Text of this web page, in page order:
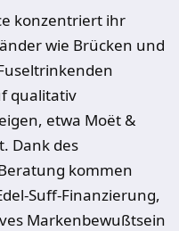
konzentriert ihr
wie Brücken und
qualitativ
etwa Moët &
Dank des
kommen
Suff-Finanzierung,
Markenbewußtsein